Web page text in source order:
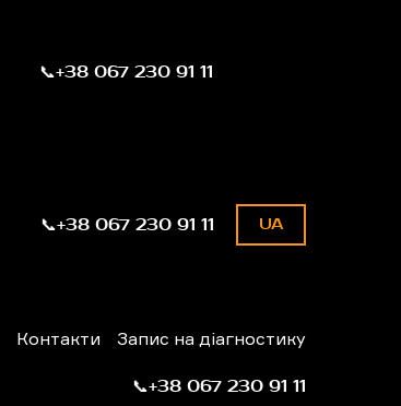
📞+38 067 230 91 11
📞+38 067 230 91 11 UA
Контакти Запис на діагностику
📞+38 067 230 91 11